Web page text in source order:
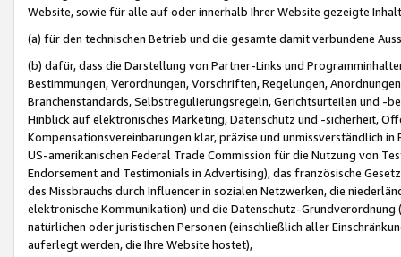
Website, sowie für alle auf oder innerhalb Ihrer Website gezeigte
(a) für den technischen Betrieb und die gesamte damit verbundene
(b) dafür, dass die Darstellung von Partner-Links und
Bestimmungen, Verordnungen, Vorschriften, Regelungen,
Branchenstandards, Selbstregulierungsregeln, Gerichtsurteilen und -
Hinblick auf elektronisches Marketing, Datenschutz und -sicherheit,
Kompensationsvereinbarungen klar, präzise und unmissverständlich
US-amerikanischen Federal Trade Commission für die Nutzung von
Endorsement and Testimonials in Advertising), das französische
des Missbrauchs durch Influencer in sozialen Netzwerken, die
elektronische Kommunikation) und die Datenschutz-
natürlichen oder juristischen Personen (einschließlich aller
auferlegt werden, die Ihre Website hostet),